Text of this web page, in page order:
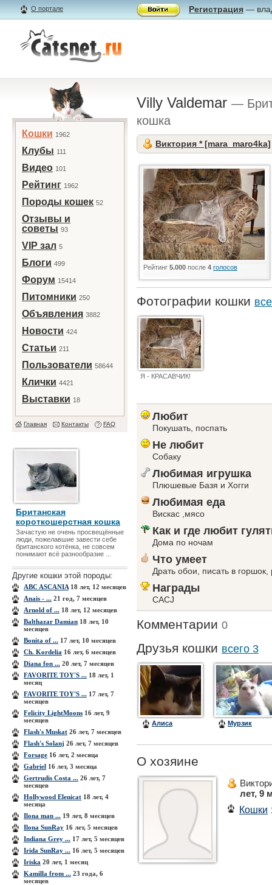
О портале Регистрация —
Кошки 1962
Клубы 111
Видео 101
Рейтинг 1962
Породы кошек 52
Отзывы и
советы 93
VIP зал 5
Блоги 499
Форум 15414
Питомники 250
Объявления 3882
Новости 424
Статьи 211
Пользователи 58644
Клички 4421
Выставки 18
Главная Контакты FAQ
Британская
короткошерстная кошка
Зачастую не очень просвещённые
люди, пожелавшие завести себе
британского котёнка, не совсем
понимают всё разнообразие ...
Другие кошки этой породы:
ABC ASCANIA 18 лет, 12 месяцев
Anais - ... 21 год, 7 месяцев
Arnold of ... 18 лет, 12 месяцев
Balthazar Damian 18 лет, 10
месяцев
Bonita of ... 17 лет, 10 месяцев
Ch. Kordelia 16 лет, 6 месяцев
Diana fon ... 20 лет, 7 месяцев
FAVORITE TOY'S ... 18 лет, 1
месяц
FAVORITE TOY'S ... 17 лет, 7
месяцев
Felicity LightMoons 16 лет, 9
месяцев
Flash's Muskat 26 лет, 7 месяцев
Flash's Solanj 26 лет, 7 месяцев
Forsage 16 лет, 2 месяца
Gabriel 16 лет, 3 месяца
Gertrudis Costa ... 26 лет, 7
месяцев
Hollywood Elenicat 18 лет, 4
месяца
Ilona man ... 19 лет, 8 месяцев
Ilona SunRay 16 лет, 5 месяцев
Indiana Grey ... 17 лет, 5 месяцев
Irida SunRay ... 16 лет, 5 месяцев
Iriska 20 лет, 1 месяц
Kamilla from ... 23 года, 6
месяцев
Villy Valdemar —
кошка
Виктория * [mara_maro4ka]
Рейтинг 5.000 после 4 голосов
Фотографии кошки
Я - КРАСАВЧИК!
Любит
Покушать, поспать
Не любит
Собаку
Любимая игрушка
Плюшевые Базя и Хогги
Любимая еда
Вискас ,мясо
Как и где любит
Дома по ночам
Что умеет
Драть обои, писать в горшок,
Награды
CACJ
Комментарии 0
Друзья кошки всего 3
Алиса Мурзик
О хозяине
лет, 9
Кошки